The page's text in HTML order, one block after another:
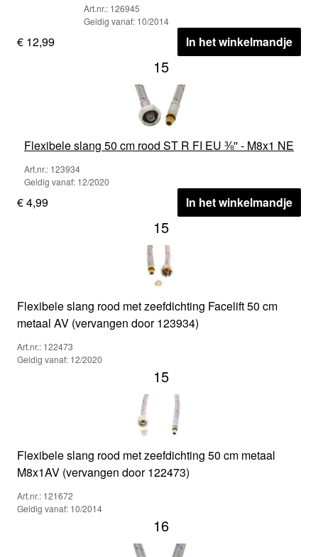
Art.nr.: 126945
Geldig vanaf: 10/2014
€ 12,99 In het winkelmandje
15
Flexibele slang 50 cm rood ST R FI EU ⅜'' - M8x1 NE
Art.nr.: 123934
Geldig vanaf: 12/2020
€ 4,99 In het winkelmandje
15
Flexibele slang rood met zeefdichting Facelift 50 cm
metaal AV (vervangen door 123934)
Art.nr.: 122473
Geldig vanaf: 12/2020
15
Flexibele slang rood met zeefdichting 50 cm metaal
M8x1AV (vervangen door 122473)
Art.nr.: 121672
Geldig vanaf: 10/2014
16